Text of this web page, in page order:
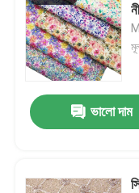
ভালো দাম